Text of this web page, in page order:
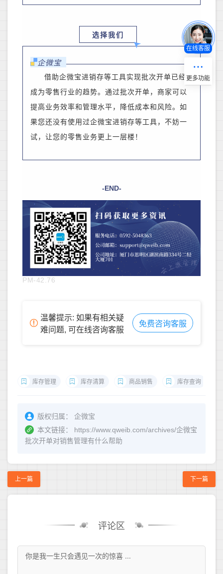
选择我们
企微宝
借助企微宝进销存等工具实现批次开单已经
成为零售行业的趋势。通过批次开单， 商家 可以
提高业务效率和管理水平，降低成本和风险。如
果您还没有使用过企微宝进销存等工具，不妨一
试，让您的零售业务更上一层楼！
-END-
PM-42.76
温馨提示: 如果有相关疑
难问题, 可在线咨询客服
免费咨询客服
库存管理 库存清算 商品销售 库存查询
版权归属：
企微宝
本文链接：
https://www.qweib.com/archives/企微宝
批次开单对销售管理有什么帮助
上一篇 下一篇
评论区
在线客服